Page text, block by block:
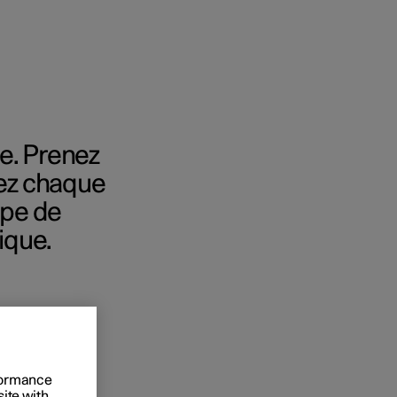
acheter
en nature
Prenez
chaque
de